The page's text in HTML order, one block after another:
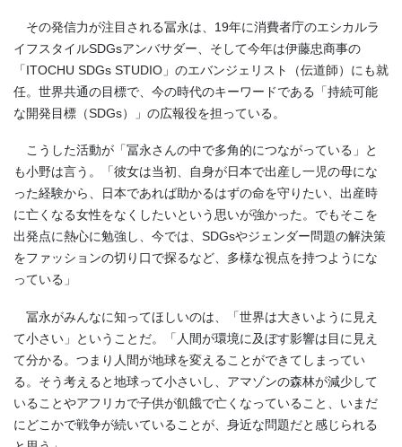
その発信力が注目される冨永は、19年に消費者庁のエシカルラ
イフスタイルSDGsアンバサダー、そして今年は伊藤忠商事の
「ITOCHU SDGs STUDIO」のエバンジェリスト（伝道師）にも就
任。世界共通の目標で、今の時代のキーワードである「持続可能
な開発目標（SDGs）」の広報役を担っている。
こうした活動が「冨永さんの中で多角的につながっている」と
も小野は言う。「彼女は当初、自身が日本で出産し一児の母にな
った経験から、日本であれば助かるはずの命を守りたい、出産時
に亡くなる女性をなくしたいという思いが強かった。でもそこを
出発点に熱心に勉強し、今では、SDGsやジェンダー問題の解決策
をファッションの切り口で探るなど、多様な視点を持つようにな
っている」
冨永がみんなに知ってほしいのは、「世界は大きいように見え
て小さい」ということだ。「人間が環境に及ぼす影響は目に見え
て分かる。つまり人間が地球を変えることができてしまってい
る。そう考えると地球って小さいし、アマゾンの森林が減少して
いることやアフリカで子供が飢餓で亡くなっていること、いまだ
にどこかで戦争が続いていることが、身近な問題だと感じられる